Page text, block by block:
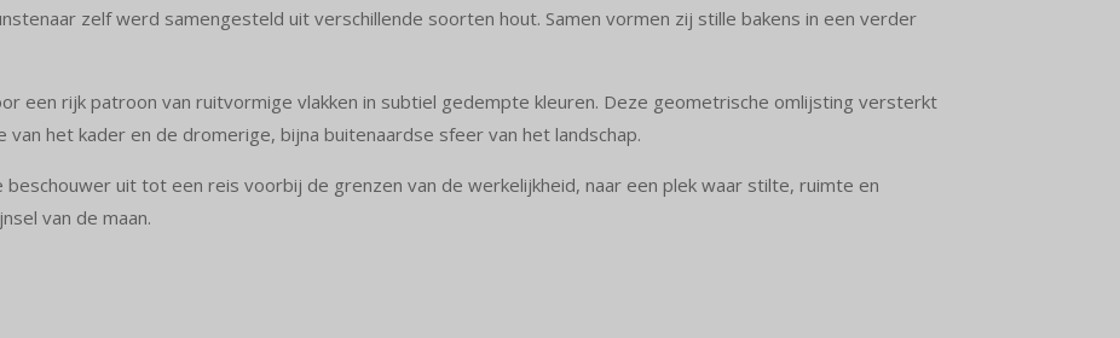
zelf werd samengesteld uit verschillende soorten hout. Samen vormen zij stille bakens in een verder
een rijk patroon van ruitvormige vlakken in subtiel gedempte kleuren. Deze geometrische omlijsting versterkt
het kader en de dromerige, bijna buitenaardse sfeer van het landschap.
uit tot een reis voorbij de grenzen van de werkelijkheid, naar een plek waar stilte, ruimte en
van de maan.